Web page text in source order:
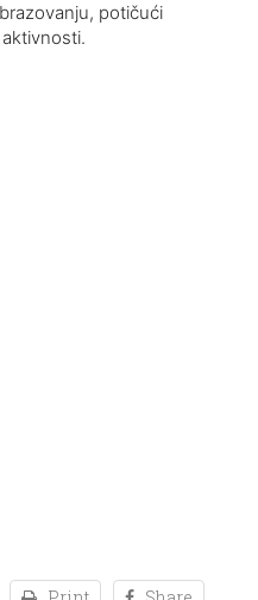
potičući